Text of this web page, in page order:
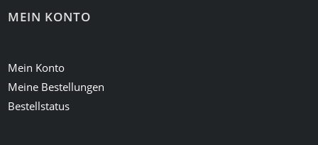
MEIN KONTO
Mein Konto
Meine Bestellungen
Bestellstatus